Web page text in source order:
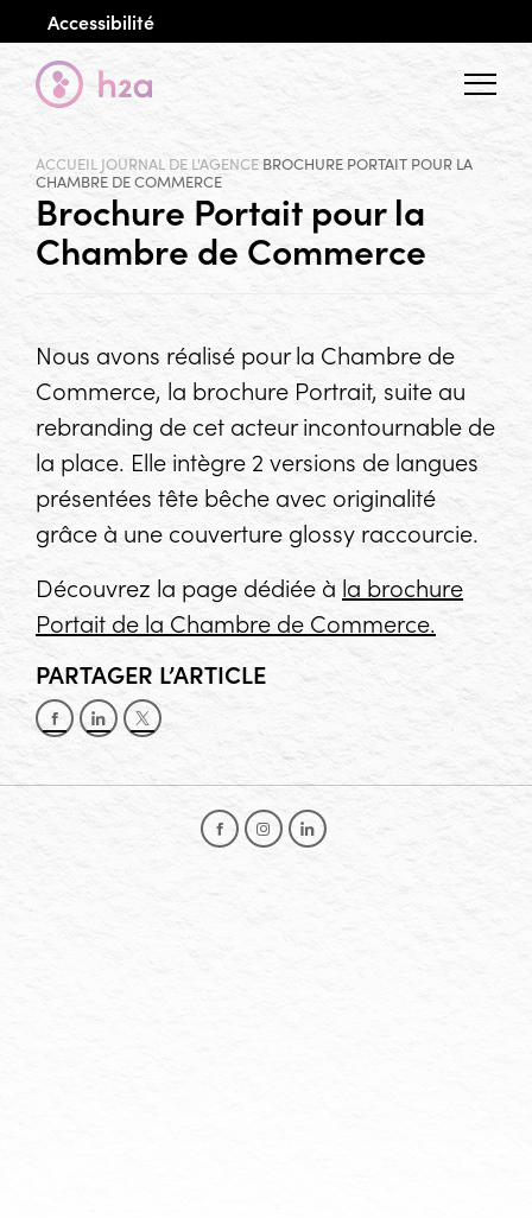
Accessibilité
Menu
ACCUEIL JOURNAL DE L'AGENCE BROCHURE PORTAIT POUR LA
CHAMBRE DE COMMERCE
Brochure Portait pour la
Chambre de Commerce
Nous avons réalisé pour la Chambre de
Commerce, la brochure Portrait, suite au
rebranding de cet acteur incontournable de
la place. Elle intègre 2 versions de langues
présentées tête bêche avec originalité
grâce à une couverture glossy raccourcie.
Découvrez la page dédiée à la brochure
Portait de la Chambre de Commerce.
PARTAGER L’ARTICLE
Partager sur Facebook
Partager sur LinkedIn
Partager sur X
Facebook
Instagram
LinkedIn